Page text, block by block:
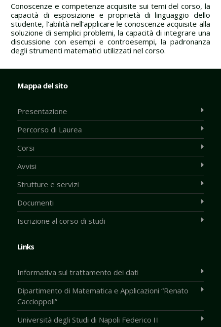
Conoscenze e competenze acquisite sui temi del corso, la
capacità di esposizione e proprietà di linguaggio dello
studente, l’abilità nell’applicare le conoscenze acquisite alla
soluzione di semplici problemi, la capacità di integrare una
discussione con esempi e controesempi, la padronanza
degli strumenti matematici utilizzati nel corso.
Mappa del sito
Presentazione
Percorso di Laurea
Corsi
Avvisi
Strutture e servizi
Documenti
Iscrizione al corso di studi
Links
Informativa sul trattamento dei dati
Dipartimento di Matematica e Applicazioni “Renato
Caccioppoli”
Università degli Studi di Napoli Federico II